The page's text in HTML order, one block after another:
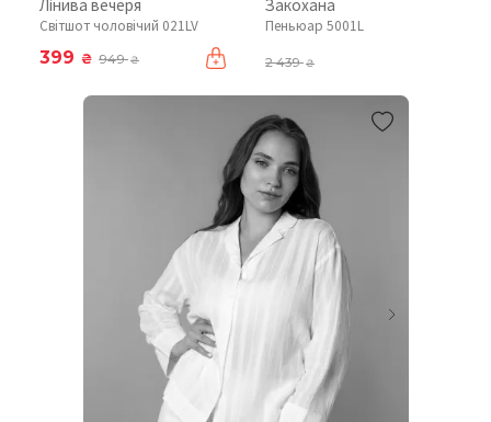
Лінива вечеря
Світшот чоловічий 021LV
399 ₴ 949₴
Закохана
Пеньюар 5001L
2 439₴